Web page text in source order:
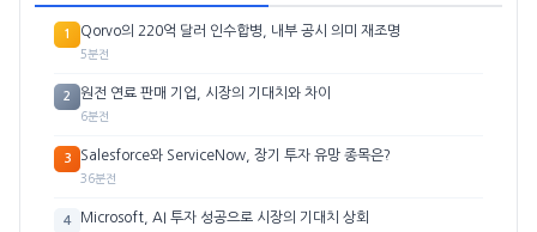
1 Qorvo의 220억 달러 인수합병, 내부 공시 의미 재조명
5분전
2 원전 연료 판매 기업, 시장의 기대치와 차이
6분전
3 Salesforce와 ServiceNow, 장기 투자 유망 종목은?
36분전
4 Microsoft, AI 투자 성공으로 시장의 기대치 상회